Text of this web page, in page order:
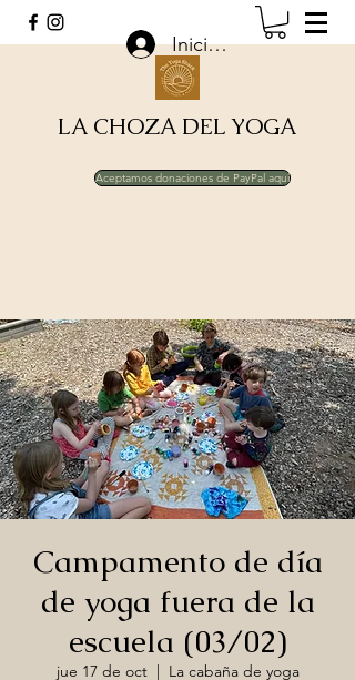
LA CHOZA DEL YOGA
Aceptamos donaciones de PayPal aquí
Iniciar sesión
Campamento de día
de yoga fuera de la
escuela (03/02)
jue 17 de oct
  |
La cabaña de yoga